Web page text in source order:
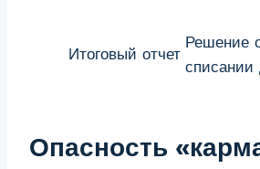
Итоговый отчет
Решение
списании
Опасность